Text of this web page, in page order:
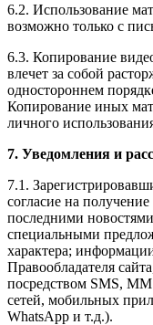
6.2. Использование
возможно только с
6.3. Копирование
влечет за собой
одностороннем
Копирование иных
личного
7. Уведомления и
7.1.
согласие на
последними
специальными
характера;
Правообладателя
посредством SMS,
сетей, мобильных
WhatsApp и т.д.).